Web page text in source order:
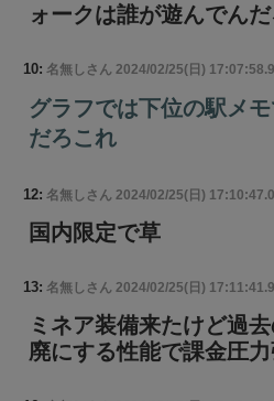
ォークは誰が遊んでんだ
10: 名無しさん 2024/02/25(日)
グラフでは下位の駅メ
だろこれ
12: 名無しさん 2024/02/25(日)
国内限定で草
13: 名無しさん 2024/02/25(日)
ミネア装備来たけど過
廃にする性能で課金圧